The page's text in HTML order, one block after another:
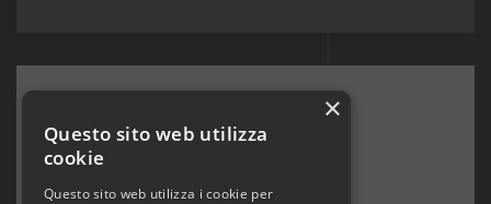
×
Questo sito web utilizza
cookie
Questo sito web utilizza i cookie per